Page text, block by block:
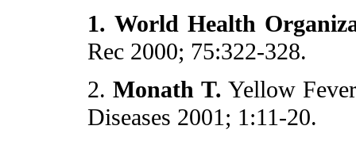
1. World Health
Rec 2000; 75:322-328.
2. Monath T. Yellow
Diseases 2001; 1:11-20.